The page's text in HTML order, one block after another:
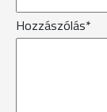
Hozzászólás*